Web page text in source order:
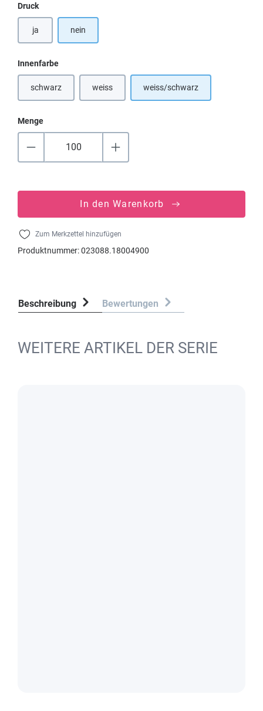
Druckauswählen
ja nein
Innenfarbeauswählen
schwarz(Diese Option ist zurzeit nicht verfügbar.)
weiss(Diese Option ist zurzeit nicht verfügbar.)
weiss/schwarz
Menge
In den Warenkorb
Zum Merkzettel hinzufügen
Produktnummer:023088.18004900
Beschreibung Bewertungen
WEITERE ARTIKEL DER SERIE